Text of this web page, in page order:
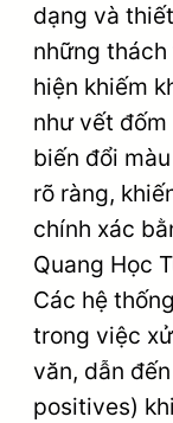
dạng và
những
hiện khiếm
như vết
biến đổi
rõ ràng,
chính xác
Quang Học
Các hệ
trong việc
văn, dẫn
positives)